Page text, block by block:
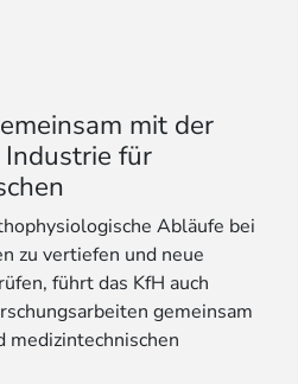
mit der
für
Abläufe bei
zu vertiefen und neue
führt das KfH auch
gemeinsam
medizintechnischen